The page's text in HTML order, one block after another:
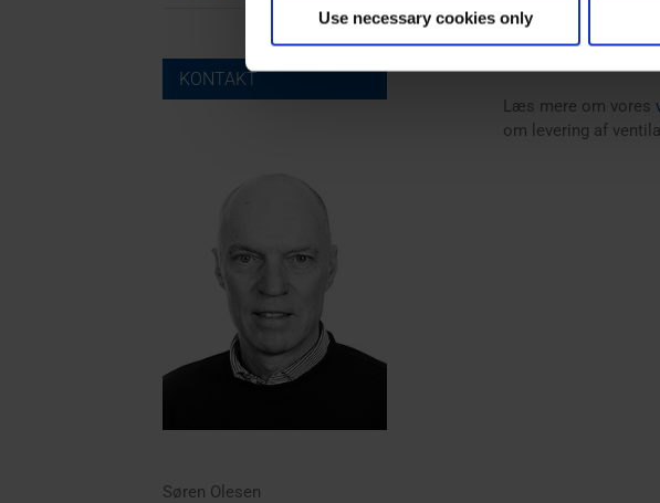
Use necessary cookies only
Med mere end 50
nødvendige
Læs mere om vores
om levering af
KONTAKT
Søren Olesen